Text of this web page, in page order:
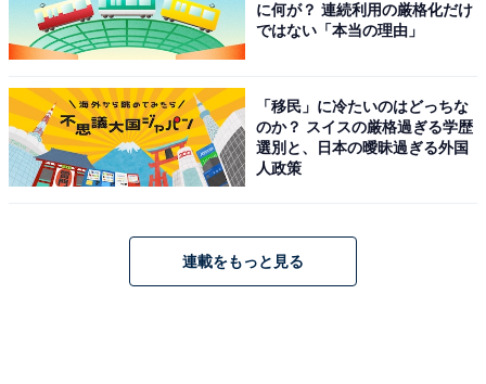
に何が？ 連続利用の厳格化だけ
ではない「本当の理由」
「移民」に冷たいのはどっちな
のか？ スイスの厳格過ぎる学歴
選別と、日本の曖昧過ぎる外国
人政策
連載をもっと見る